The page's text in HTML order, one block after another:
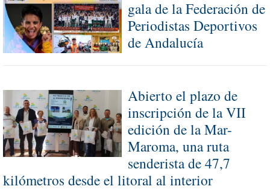
gala de la Federación de
Periodistas Deportivos
de Andalucía
Abierto el plazo de
inscripción de la VII
edición de la Mar-
Maroma, una ruta
senderista de 47,7
kilómetros desde el litoral al interior